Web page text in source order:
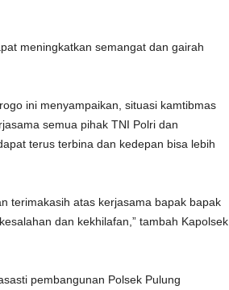
meningkatkan semangat dan gairah
ini menyampaikan, situasi kamtibmas
semua pihak TNI Polri dan
terus terbina dan kedepan bisa lebih
terimakasih atas kerjasama bapak bapak
dan kekhilafan,” tambah Kapolsek
pembangunan Polsek Pulung